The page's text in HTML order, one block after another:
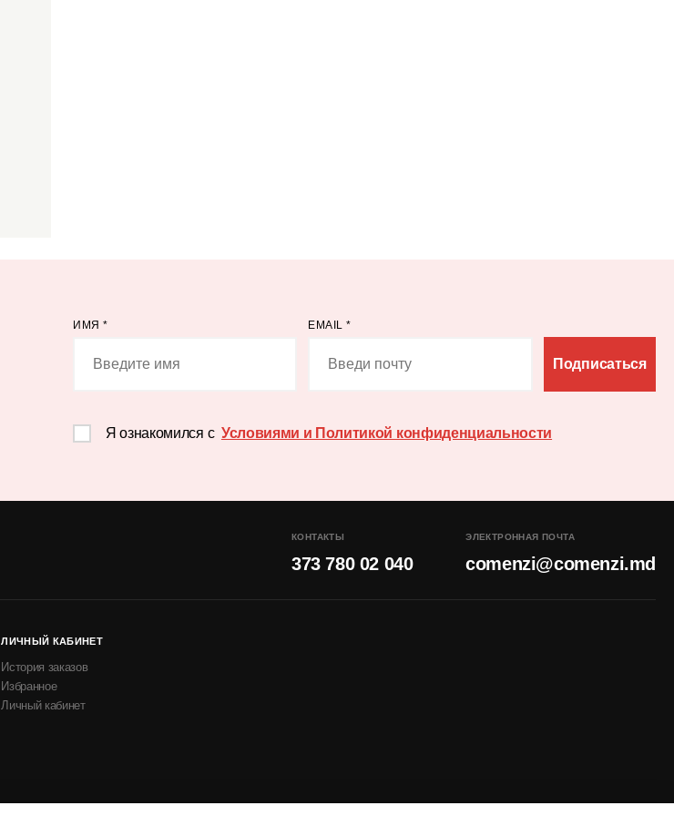
ИМЯ * EMAIL*
Подписаться
Я ознакомился с Условиями и Политикой конфиденциальности
КОНТАКТЫ
373 780 02 040
ЭЛЕКТРОННАЯ ПОЧТА
comenzi@comenzi.md
ЛИЧНЫЙ КАБИНЕТ
История заказов
Избранное
Личный кабинет